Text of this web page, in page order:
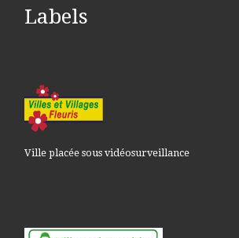
Labels
Ville placée sous vidéosurveillance